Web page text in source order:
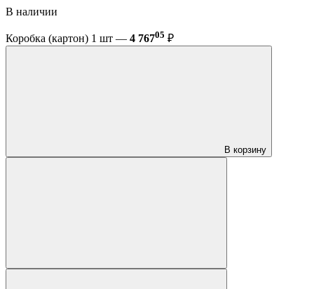
В наличии
Коробка (картон) 1 шт — 4 76705 ₽
В корзину